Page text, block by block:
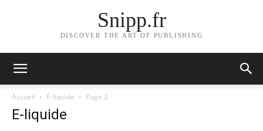
Snipp.fr
DISCOVER THE ART OF PUBLISHING
Accueil E-liquide Page 2
E-liquide